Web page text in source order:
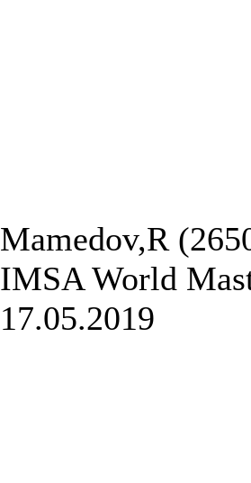
Mamedov,R
IMSA World
17.05.2019